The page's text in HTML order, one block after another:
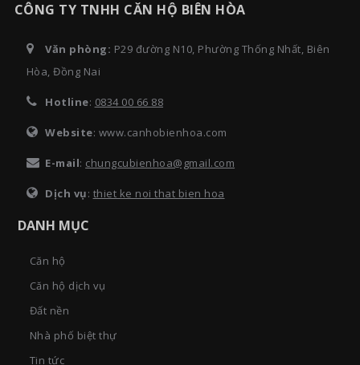
CÔNG TY TNHH CĂN HỘ BIÊN HÒA
Văn phòng: P29 đường N10, Phường Thống Nhất, Biên
Hòa, Đồng Nai
Hotline: 0834 00 66 88
Website: www.canhobienhoa.com
E-mail: chungcubienhoa@gmail.com
Dịch vụ: thiet ke noi that bien hoa
DANH MỤC
Căn hộ
Căn hộ dịch vụ
Đất nền
Nhà phố biệt thự
Tin tức